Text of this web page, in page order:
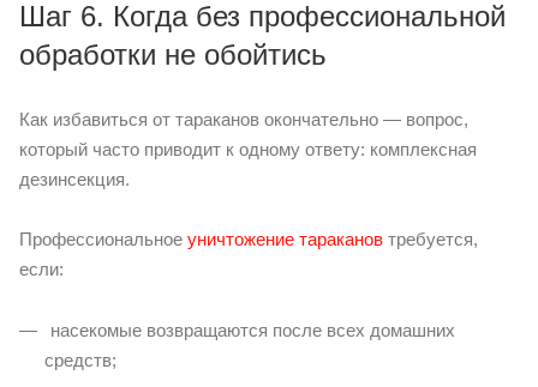
Шаг 6. Когда без профессиональной
обработки не обойтись
Как избавиться от тараканов окончательно — вопрос,
который часто приводит к одному ответу: комплексная
дезинсекция.
Профессиональное уничтожение тараканов требуется,
если:
насекомые возвращаются после всех домашних
средств;